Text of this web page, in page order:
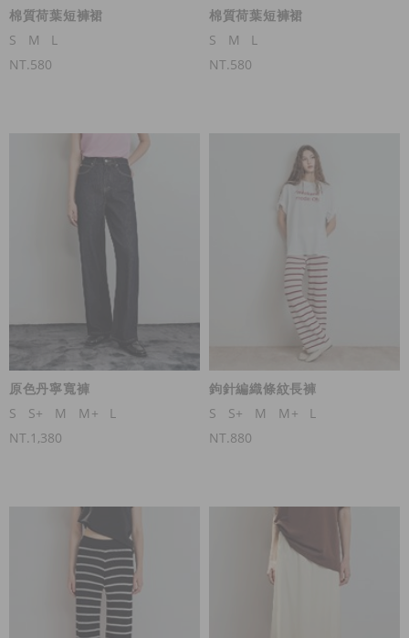
棉質荷葉短褲裙
S
M
L
NT.580
棉質荷葉短褲裙
S
M
L
NT.580
原色丹寧寬褲
S
S+ M M+
L
NT.1,380
鉤針編織條紋長褲
S
S+ M M+
L
NT.880